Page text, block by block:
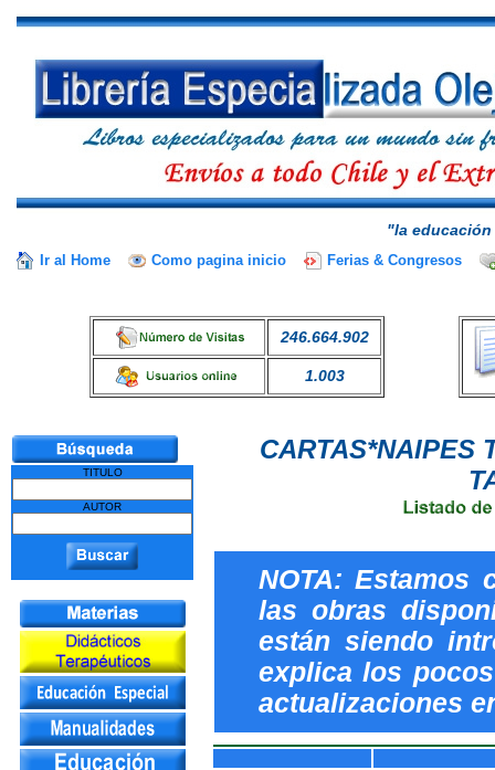
"la
Ir al Home Como pagina inicio Ferias & Congresos
246.664.902
1.003
TITULO
AUTOR
CARTAS*NAIPES
NOTA: Estamos
las obras
están siendo
explica los
actualizaciones